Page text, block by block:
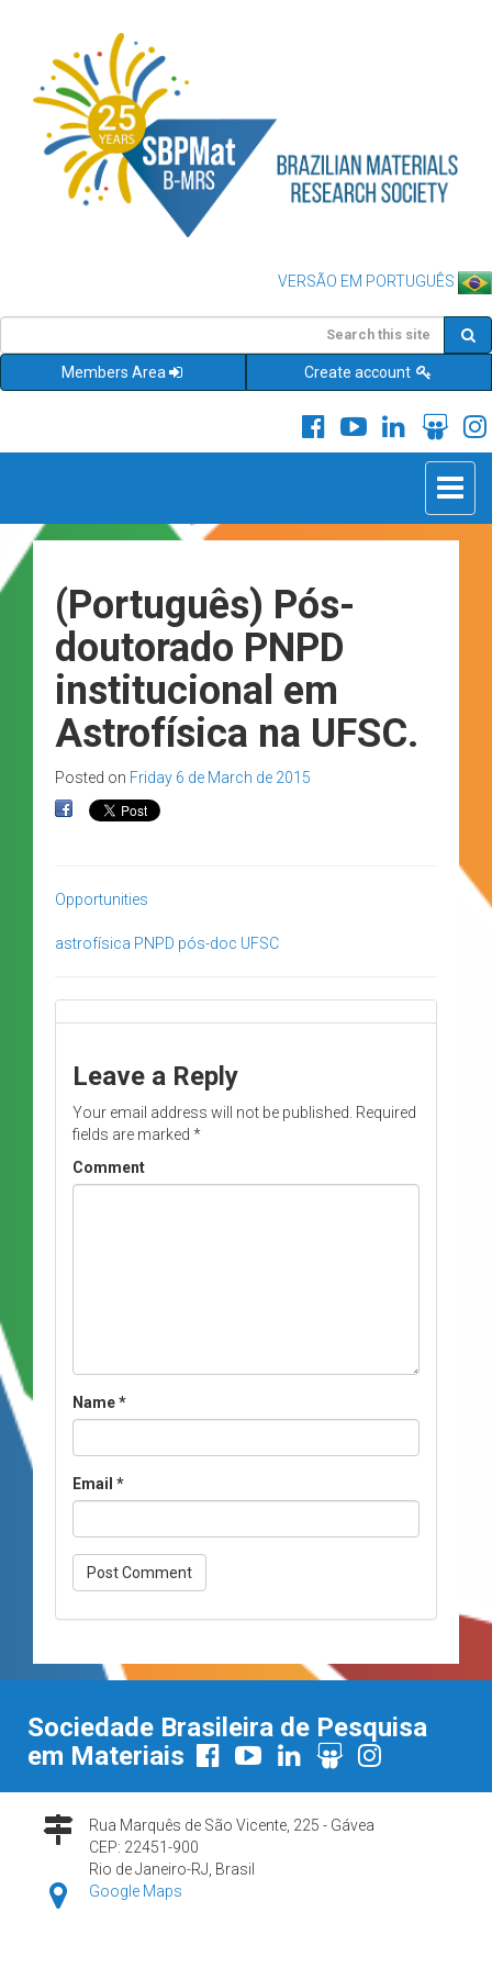
VERSÃO EM PORTUGUÊS
Members Area Create account
Toggle
(Português) Pós-
doutorado PNPD
institucional em
Astrofísica na UFSC.
Posted on Friday 6 de March de 2015
Opportunities
astrofísica PNPD pós-doc UFSC
Leave a Reply
Your email address will not be published. Required
fields are marked *
Comment
Name*
Email *
Sociedade Brasileira de Pesquisa
em Materiais
Rua Marquês de São Vicente, 225 - Gávea
CEP: 22451-900
Rio de Janeiro-RJ, Brasil
Google Maps